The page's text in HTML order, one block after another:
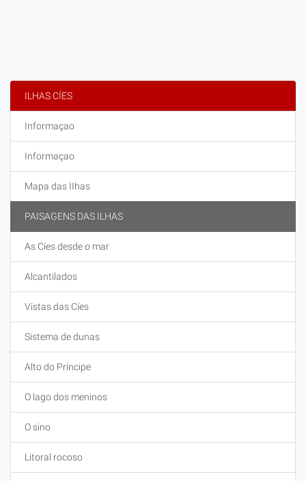
ILHAS CÍES
Informaçao
Informaçao
Mapa das IIhas
PAISAGENS DAS ILHAS
As Cíes desde o mar
Alcantilados
Vistas das Cíes
Sistema de dunas
Alto do Príncipe
O lago dos meninos
O sino
Litoral rocoso